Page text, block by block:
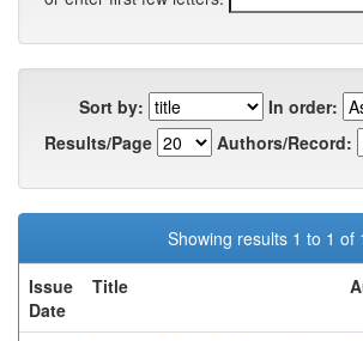
Sort by:
In order:
Results/Page
Authors/Record:
Showing results 1 to 1 of
Issue
Date
Title